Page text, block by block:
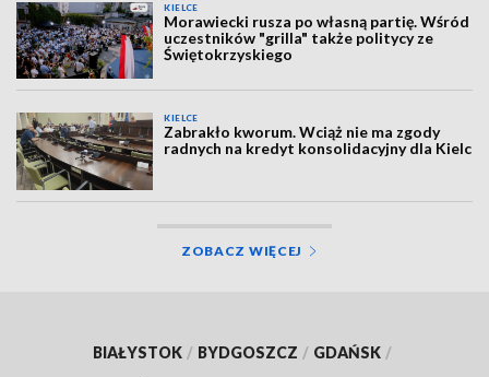
KIELCE
Morawiecki rusza po własną partię. Wśród
uczestników "grilla" także politycy ze
Świętokrzyskiego
KIELCE
Zabrakło kworum. Wciąż nie ma zgody
radnych na kredyt konsolidacyjny dla Kielc
ZOBACZ WIĘCEJ
BIAŁYSTOK / BYDGOSZCZ / GDAŃSK /